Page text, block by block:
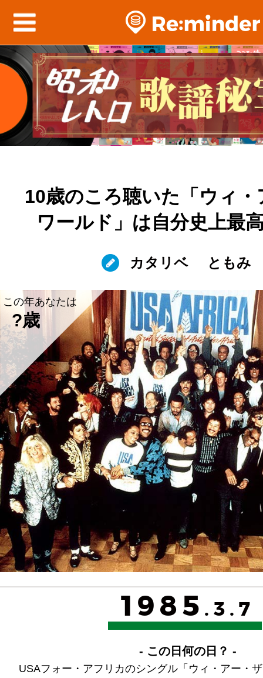
10歳のころ聴いた「ウィ・
ワールド」は自分史上最
カタリベ ともみ
この年あなたは
?歳
1985 .3.7
- この日何の日？ -
USAフォー・アフリカのシングル「ウィ・アー・